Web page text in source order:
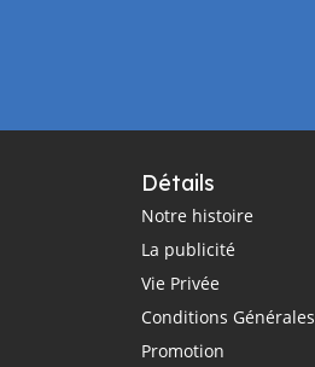
Détails
Notre histoire
La publicité
Vie Privée
Conditions Générales
Promotion